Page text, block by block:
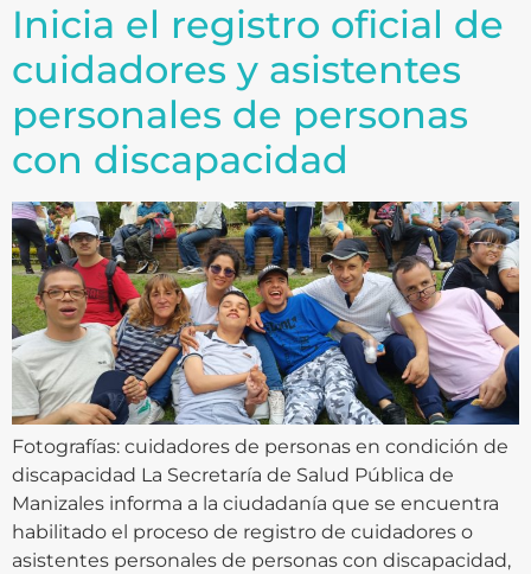
Inicia el registro oficial de
cuidadores y asistentes
personales de personas
con discapacidad
Fotografías: cuidadores de personas en condición de
discapacidad La Secretaría de Salud Pública de
Manizales informa a la ciudadanía que se encuentra
habilitado el proceso de registro de cuidadores o
asistentes personales de personas con discapacidad,